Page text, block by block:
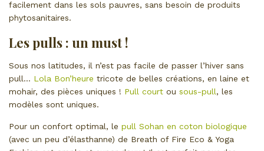
facilement dans les sols pauvres, sans besoin de produits
phytosanitaires.
Les pulls : un must !
Sous nos latitudes, il n’est pas facile de passer l’hiver sans
pull… Lola Bon’heure tricote de belles créations, en laine et
mohair, des pièces uniques ! Pull court ou sous-pull, les
modèles sont uniques.
Pour un confort optimal, le pull Sohan en coton biologique
(avec un peu d’élasthanne) de Breath of Fire Eco & Yoga